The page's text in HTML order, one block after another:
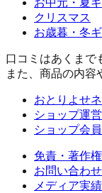
クリスマス
お歳暮・冬
口コミはあくまで
また、商品の内容
おとりよせ
ショップ運
ショップ会
免責・著作
お問い合わせ
メディア実績